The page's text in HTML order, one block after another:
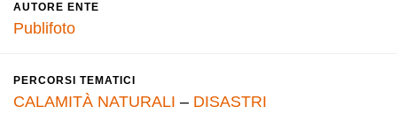
AUTORE ENTE
Publifoto
PERCORSI TEMATICI
CALAMITÀ NATURALI – DISASTRI